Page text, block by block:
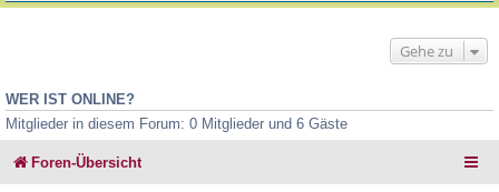
Gehe zu
WER IST ONLINE?
Mitglieder in diesem Forum: 0 Mitglieder und 6 Gäste
Foren-Übersicht